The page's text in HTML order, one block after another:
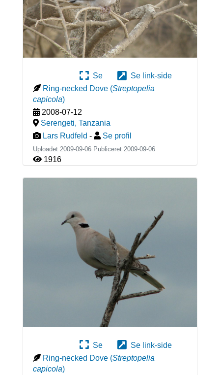
Se
Se link-side
Ring-necked Dove (Streptopelia
capicola)
2008-07-12
Serengeti, Tanzania
Lars Rudfeld - Se profil
Uploadet 2009-09-06 Publiceret 2009-09-06
1916
Se
Se link-side
Ring-necked Dove (Streptopelia
capicola)